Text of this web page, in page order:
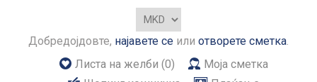
Добредојдовте, најавете се или отворете сметка.
Листа на желби (0)
Моја сметка